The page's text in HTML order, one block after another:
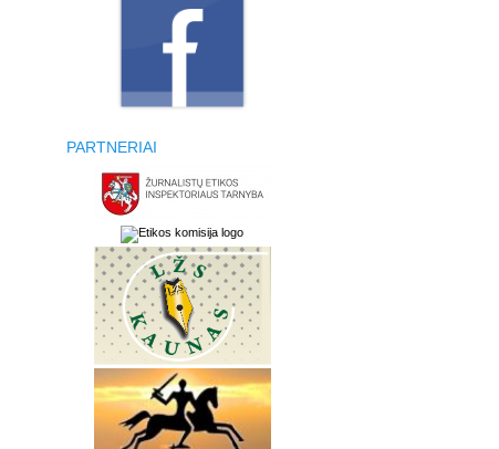
PARTNERIAI